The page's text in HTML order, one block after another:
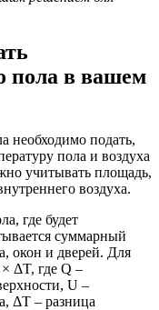
пола в вашем
необходимо подать,
пола и воздуха
учитывать площадь,
воздуха.
где будет
суммарный
окон и дверей. Для
ΔT, где Q –
U –
ΔT – разница